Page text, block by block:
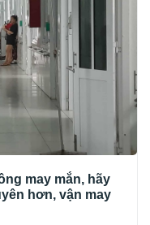
may mắn, hãy
hơn, vận may